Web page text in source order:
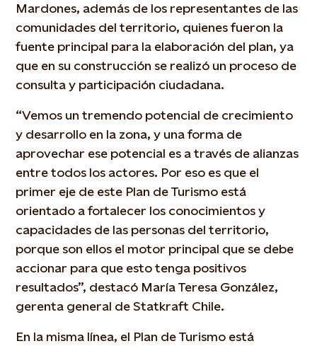
Mardones, además de los representantes de las
comunidades del territorio, quienes fueron la
fuente principal para la elaboración del plan, ya
que en su construcción se realizó un proceso de
consulta y participación ciudadana.
“Vemos un tremendo potencial de crecimiento
y desarrollo en la zona, y una forma de
aprovechar ese potencial es a través de alianzas
entre todos los actores. Por eso es que el
primer eje de este Plan de Turismo está
orientado a fortalecer los conocimientos y
capacidades de las personas del territorio,
porque son ellos el motor principal que se debe
accionar para que esto tenga positivos
resultados”, destacó María Teresa González,
gerenta general de Statkraft Chile.
En la misma línea, el Plan de Turismo está